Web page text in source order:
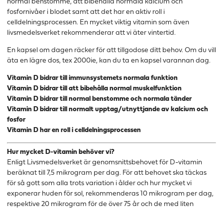
normal benstomme, att bibehålla normala kalcium och
fosfornivåer i blodet samt att det har en aktiv roll i
celldelningsprocessen. En mycket viktig vitamin som även
livsmedelsverket rekommenderar att vi äter vintertid.
En kapsel om dagen räcker för att tillgodose ditt behov. Om du vill
äta en lägre dos, tex 2000ie, kan du ta en kapsel varannan dag.
Vitamin D bidrar till immunsystemets normala funktion
Vitamin D bidrar till att bibehålla normal muskelfunktion
Vitamin D bidrar till normal benstomme och normala tänder
Vitamin D bidrar till normalt upptag/utnyttjande av kalcium och
fosfor
Vitamin D har en roll i celldelningsprocessen
Hur mycket D-vitamin behöver vi?
Enligt Livsmedelsverket är genomsnittsbehovet för D-vitamin
beräknat till 7,5 mikrogram per dag. För att behovet ska täckas
för så gott som alla trots variation i ålder och hur mycket vi
exponerar huden för sol, rekommenderas 10 mikrogram per dag,
respektive 20 mikrogram för de över 75 år och de med liten